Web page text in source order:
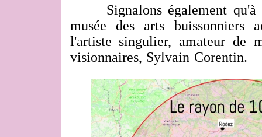
Signalons également qu'à
musée des arts buissonniers
l'artiste singulier, amateur de
visionnaires, Sylvain Corentin.